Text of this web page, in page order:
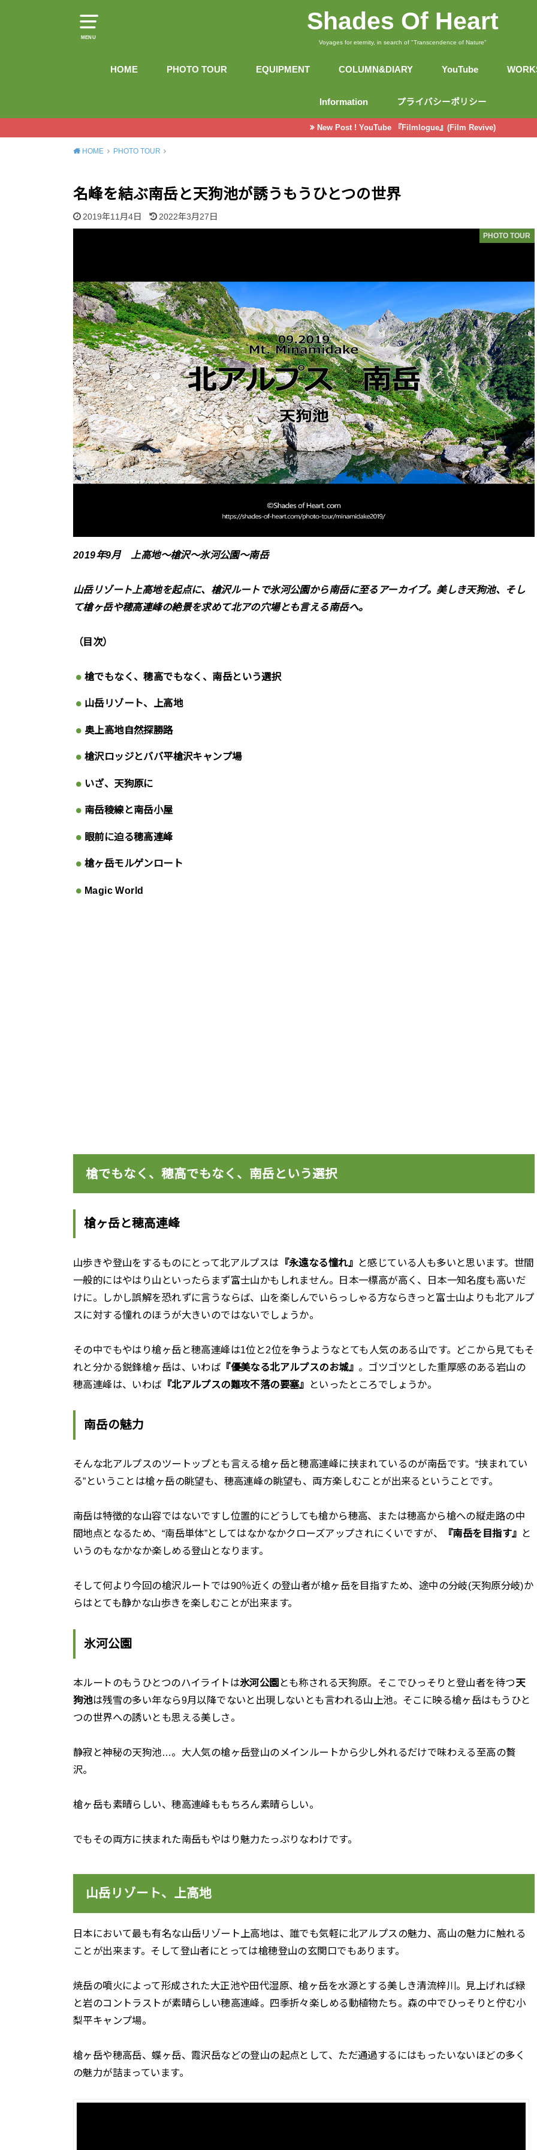
MENU
Shades Of Heart
Voyages for eternity, in search of "Transcendence of Nature"
HOME PHOTO TOUR EQUIPMENT
CAMERA&LENS
COLUMN&DIARY
COLUMN
DIARY
YouTube
Information プライバシーポリシー
New Post ! YouTube 『Filmlogue』(Film Revive)
HOME PHOTO TOUR
名峰を結ぶ南岳と天狗池が誘うもうひとつの世界
2019年11月4日 2022年3月27日
PHOTO TOUR
2019年9月 上高地～槍沢～氷河公園～南岳
山岳リゾート上高地を起点に、槍沢ルートで氷河公園から南岳に至るアーカイブ。美しき天狗池、そし
て槍ヶ岳や穂高連峰の絶景を求めて北アの穴場とも言える南岳へ。
（目次）
槍でもなく、穂高でもなく、南岳という選択
山岳リゾート、上高地
奥上高地自然探勝路
槍沢ロッジとババ平槍沢キャンプ場
いざ、天狗原に
南岳稜線と南岳小屋
眼前に迫る穂高連峰
槍ヶ岳モルゲンロート
Magic World
槍でもなく、穂高でもなく、南岳という選択
槍ヶ岳と穂高連峰
山歩きや登山をするものにとって北アルプスは 『永遠なる憧れ』
と感じている人も多いと思います。世間
一般的にはやはり山といったらまず富士山かもしれません。日本一標高が高く、日本一知名度も高いだ
けに。しかし誤解を恐れずに言うならば、山を楽しんでいらっしゃる方ならきっと富士山よりも北アルプ
スに対する憧れのほうが大きいのではないでしょうか。
その中でもやはり槍ヶ岳と穂高連峰は1位と2位を争うようなとても人気のある山です。どこから見てもそ
れと分かる鋭鋒槍ヶ岳は、いわば 『優美なる北アルプスのお城』 。ゴツゴツとした重厚感のある岩山の
穂高連峰は、いわば 『北アルプスの難攻不落の要塞』 といったところでしょうか。
南岳の魅力
そんな北アルプスのツートップとも言える槍ヶ岳と穂高連峰に挟まれているのが南岳です。“挟まれてい
る”ということは槍ヶ岳の眺望も、穂高連峰の眺望も、両方楽しむことが出来るということです。
南岳は特徴的な山容ではないですし位置的にどうしても槍から穂高、または穂高から槍への縦走路の中
間地点となるため、“南岳単体”としてはなかなかクローズアップされにくいですが、
『南岳を目指す』
と
いうのもなかなか楽しめる登山となります。
そして何より今回の槍沢ルートでは90％近くの登山者が槍ヶ岳を目指すため、途中の分岐(天狗原分岐)か
らはとても静かな山歩きを楽しむことが出来ます。
氷河公園
本ルートのもうひとつのハイライトは氷河公園 とも称される天狗原。そこでひっそりと登山者を待つ天
狗池は残雪の多い年なら9月以降でないと出現しないとも言われる山上池。そこに映る槍ヶ岳はもうひと
つの世界への誘いとも思える美しさ。
静寂と神秘の天狗池…。大人気の槍ヶ岳登山のメインルートから少し外れるだけで味わえる至高の贅
沢。
槍ヶ岳も素晴らしい、穂高連峰ももちろん素晴らしい。
でもその両方に挟まれた南岳もやはり魅力たっぷりなわけです。
山岳リゾート、上高地
日本において最も有名な山岳リゾート上高地は、誰でも気軽に北アルプスの魅力、高山の魅力に触れる
ことが出来ます。そして登山者にとっては槍穂登山の玄関口でもあります。
焼岳の噴火によって形成された大正池や田代湿原、槍ヶ岳を水源とする美しき清流梓川。見上げれば緑
と岩のコントラストが素晴らしい穂高連峰。四季折々楽しめる動植物たち。森の中でひっそりと佇む小
梨平キャンプ場。
槍ヶ岳や穂高岳、蝶ヶ岳、霞沢岳などの登山の起点として、ただ通過するにはもったいないほどの多く
の魅力が詰まっています。